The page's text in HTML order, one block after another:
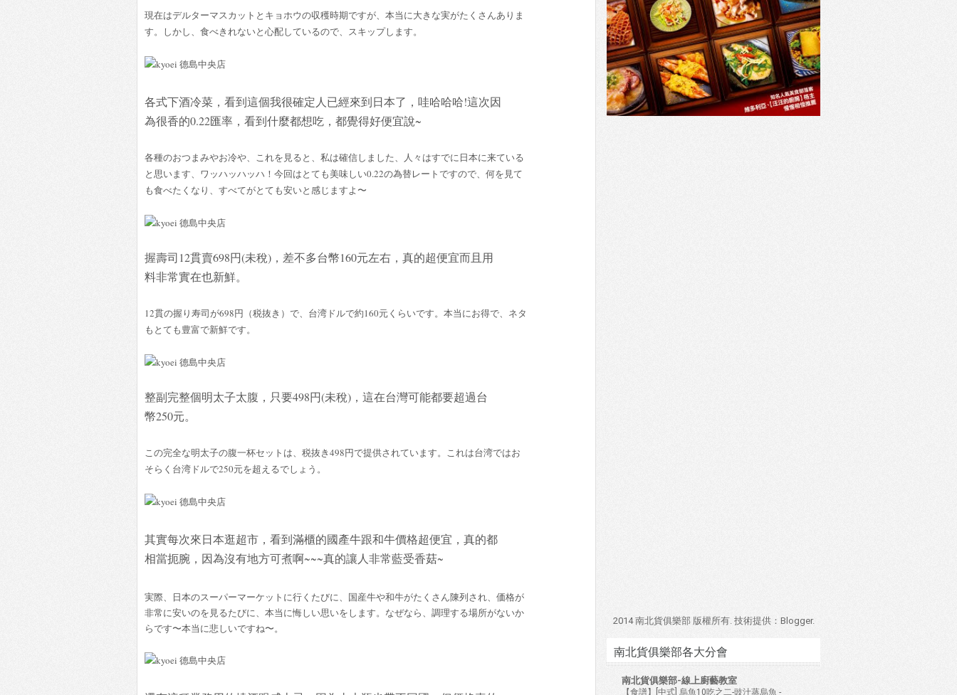
現在はデルターマスカットとキョホウの収穫時期ですが、本当に大きな実がたくさんありま
す。しかし、食べきれないと心配しているので、スキップします。
各式下酒冷菜，看到這個我很確定人已經來到日本了，哇哈哈哈!這次因
為很香的0.22匯率，看到什麼都想吃，都覺得好便宜說~
各種のおつまみやお冷や、これを見ると、私は確信しました、人々はすでに日本に来ている
と思います、ワッハッハッハ！今回はとても美味しい0.22の為替レートですので、何を見て
も食べたくなり、すべてがとても安いと感じますよ〜
握壽司12貫賣698円(未稅)，差不多台幣160元左右，真的超便宜而且用
料非常實在也新鮮。
12貫の握り寿司が698円（税抜き）で、台湾ドルで約160元くらいです。本当にお得で、ネタ
もとても豊富で新鮮です。
整副完整個明太子太腹，只要498円(未稅)，這在台灣可能都要超過台
幣250元。
この完全な明太子の腹一杯セットは、税抜き498円で提供されています。これは台湾ではお
そらく台湾ドルで250元を超えるでしょう。
其實每次來日本逛超市，看到滿櫃的國產牛跟和牛價格超便宜，真的都
相當扼腕，因為沒有地方可煮啊~~~真的讓人非常藍受香菇~
実際、日本のスーパーマーケットに行くたびに、国産牛や和牛がたくさん陳列され、価格が
非常に安いのを見るたびに、本当に悔しい思いをします。なぜなら、調理する場所がないか
らです〜本当に悲しいですね〜。
2014 南北貨俱樂部 版權所有. 技術提供： Blogger.
南北貨俱樂部各大分會
南北貨俱樂部-線上廚藝教室
【食譜】[中式] 烏魚10吃之二-豉汁蒸烏魚 -